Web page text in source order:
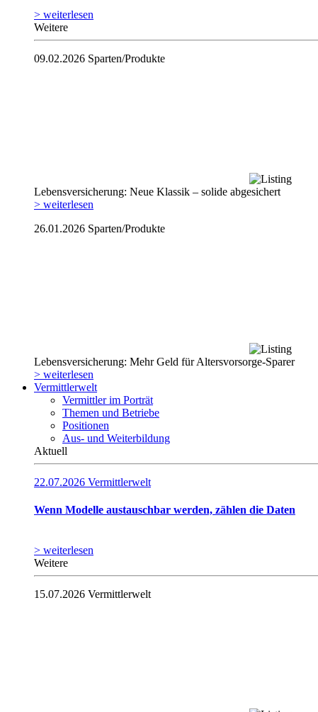
> weiterlesen
Weitere
09.02.2026 Sparten/Produkte
Lebensversicherung: Neue Klassik – solide abgesichert
> weiterlesen
26.01.2026 Sparten/Produkte
Lebensversicherung: Mehr Geld für Altersvorsorge-Sparer
> weiterlesen
Vermittlerwelt
Vermittler im Porträt
Themen und Betriebe
Positionen
Aus- und Weiterbildung
Aktuell
22.07.2026 Vermittlerwelt
Wenn Modelle austauschbar werden, zählen die Daten
> weiterlesen
Weitere
15.07.2026 Vermittlerwelt